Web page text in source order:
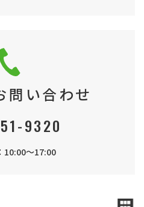
問い合わせ
9320
10:00～17:00